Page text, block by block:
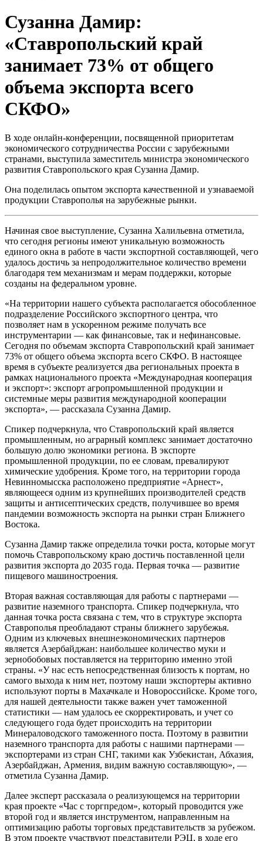
Сузанна Дамир:
«Ставропольский край
занимает 73% от общего
объема экспорта всего
СКФО»
В ходе онлайн-конференции, посвященной приоритетам
экономического сотрудничества России с зарубежными
странами, выступила заместитель министра экономического
развития Ставропольского края Сузанна Дамир.
Она поделилась опытом экспорта качественной и узнаваемой
продукции Ставрополья на зарубежные рынки.
Начиная свое выступление, Сузанна Халильевна отметила,
что сегодня регионы имеют уникальную возможность
единого окна в работе в части экспортной составляющей, чего
удалось достичь за непродолжительное количество времени
благодаря тем механизмам и мерам поддержки, которые
созданы на федеральном уровне.
«На территории нашего субъекта располагается обособленное
подразделение Российского экспортного центра, что
позволяет нам в ускоренном режиме получать все
инструментарии — как финансовые, так и нефинансовые.
Сегодня по объемам экспорта Ставропольский край занимает
73% от общего объема экспорта всего СКФО. В настоящее
время в субъекте реализуется два региональных проекта в
рамках национального проекта «Международная кооперация
и экспорт»: экспорт агропромышленной продукции и
системные меры развития международной кооперации
экспорта», — рассказала Сузанна Дамир.
Спикер подчеркнула, что Ставропольский край является
промышленным, но аграрный комплекс занимает достаточно
большую долю экономики региона. В экспорте
промышленной продукции, по ее словам, превалируют
химические удобрения. Кроме того, на территории города
Невинномысска расположено предприятие «Арнест»,
являющееся одним из крупнейших производителей средств
защиты и антисептических средств, получившее во время
пандемии возможность экспорта на рынки стран Ближнего
Востока.
Сузанна Дамир также определила точки роста, которые могут
помочь Ставропольскому краю достичь поставленной цели
развития экспорта до 2035 года. Первая точка — развитие
пищевого машиностроения.
Вторая важная составляющая для работы с партнерами —
развитие наземного транспорта. Спикер подчеркнула, что
данная точка роста связана с тем, что в структуре экспорта
Ставрополья преобладают страны ближнего зарубежья.
Одним из ключевых внешнеэкономических партнеров
является Азербайджан: наибольшее количество муки и
зернобобовых поставляется на территорию именно этой
страны. «У нас есть непосредственная близость к портам, но
самого выхода к ним нет, поэтому наши экспортеры активно
используют порты в Махачкале и Новороссийске. Кроме того,
для нашей деятельности также важен учет таможенной
статистики — нам удалось ее скорректировать, и учет со
следующего года будет происходить на территории
Минераловодского таможенного поста. Поэтому в развитии
наземного транспорта для работы с нашими партнерами —
экспортерами из стран СНГ, такими как Узбекистан, Абхазия,
Азербайджан, Армения, видим важную составляющую», —
отметила Сузанна Дамир.
Далее эксперт рассказала о реализующемся на территории
края проекте «Час с торгпредом», который проводится уже
второй год и является инструментом, направленным на
оптимизацию работы торговых представительств за рубежом.
В этом проекте участвуют представители РЭЦ, в ходе его